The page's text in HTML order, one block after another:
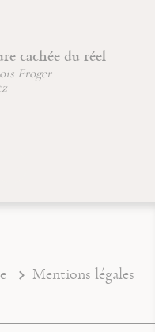
cachée du réel
Froger
Mentions légales